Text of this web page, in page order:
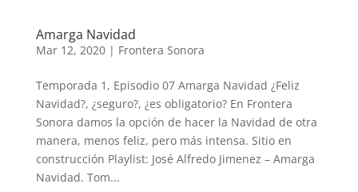
Amarga Navidad
Mar 12, 2020| Frontera Sonora
Temporada 1, Episodio 07 Amarga Navidad ¿Feliz
Navidad?, ¿seguro?, ¿es obligatorio? En Frontera
Sonora damos la opción de hacer la Navidad de otra
manera, menos feliz, pero más intensa. Sitio en
construcción Playlist: José Alfredo Jimenez – Amarga
Navidad. Tom...